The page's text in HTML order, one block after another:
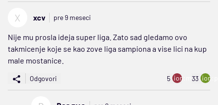
X xcv pre 9 meseci
Nije mu prosla ideja super liga. Zato sad gledamo ovo
takmicenje koje se kao zove liga sampiona a vise lici na kup
male mostanice.
Odgovori 5 ion:minus
33